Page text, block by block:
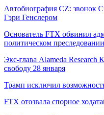
Автобиография CZ: звонок
Гэри Генслером
Основатель FTX обвинил
политическом преследовании
Экс-глава Alameda Research
свободу 28 января
Трамп исключил
FTX отозвала спорное